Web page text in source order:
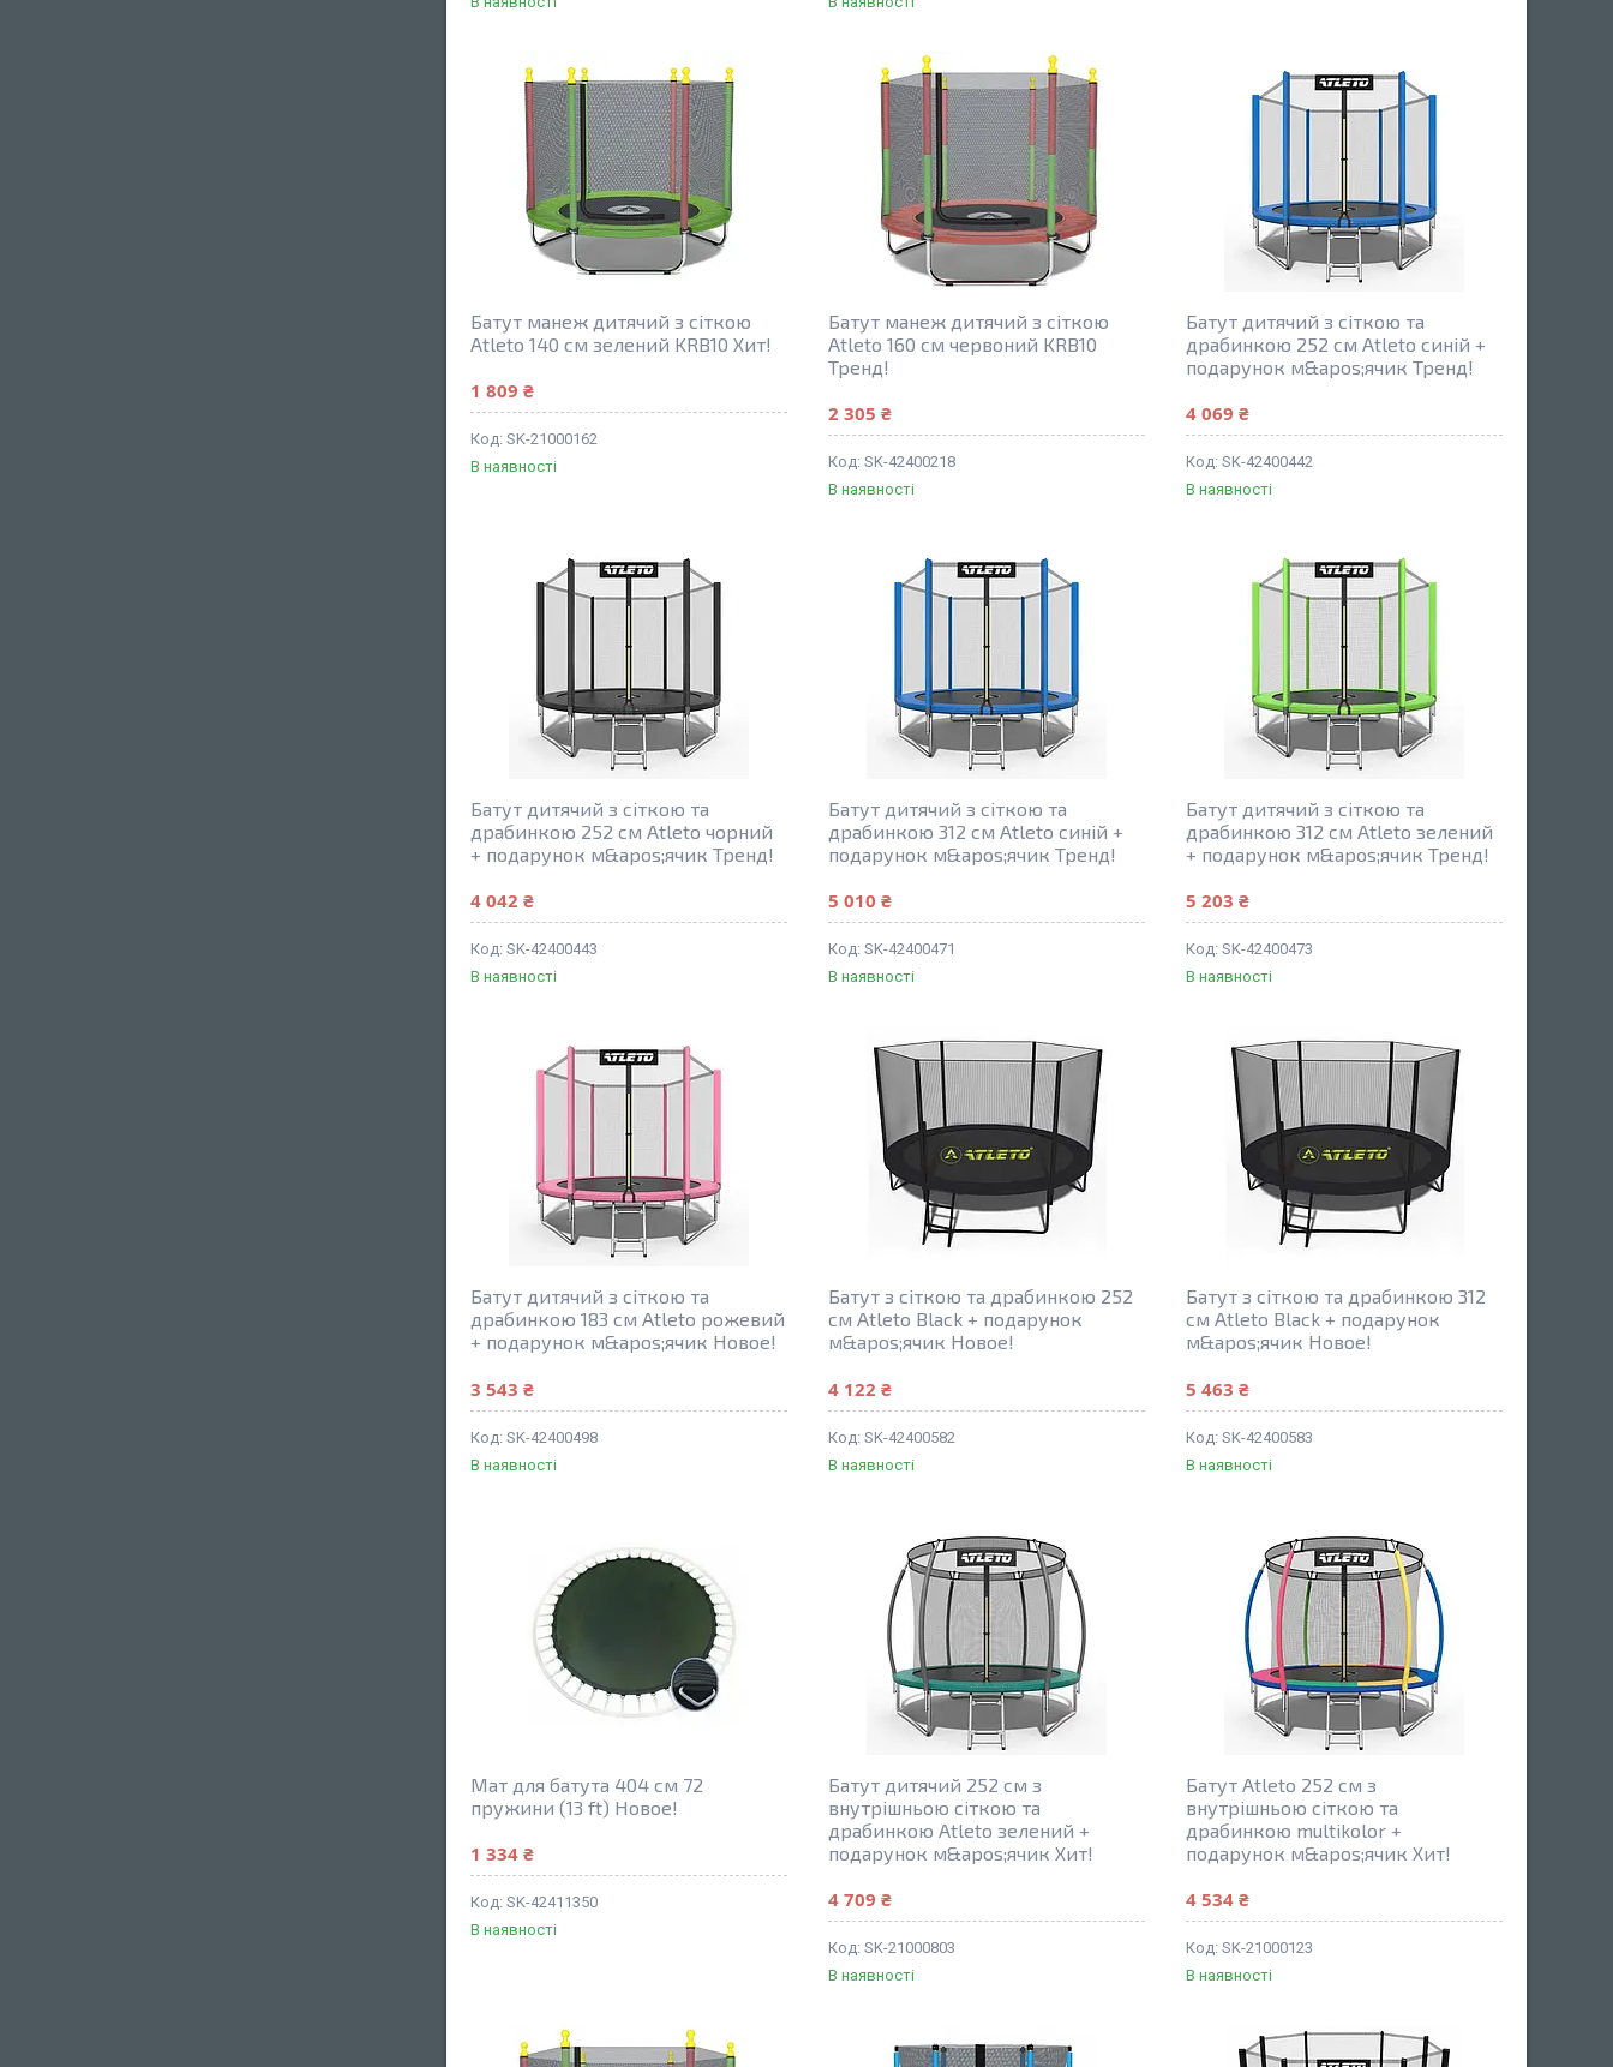
Батут манеж дитячий з сіткою
Atleto 140 см зелений KRB10 Хит!
1 809 ₴
SK-21000162
В наявності
Батут манеж дитячий з сіткою
Atleto 160 см червоний KRB10
Тренд!
2 305 ₴
SK-42400218
В наявності
Батут дитячий з сіткою та
драбинкою 252 см Atleto синій +
подарунок м&apos;ячик Тренд!
4 069 ₴
SK-42400442
В наявності
Батут дитячий з сіткою та
драбинкою 252 см Atleto чорний
+ подарунок м&apos;ячик Тренд!
4 042 ₴
SK-42400443
В наявності
Батут дитячий з сіткою та
драбинкою 312 см Atleto синій +
подарунок м&apos;ячик Тренд!
5 010 ₴
SK-42400471
В наявності
Батут дитячий з сіткою та
драбинкою 312 см Atleto зелений
+ подарунок м&apos;ячик Тренд!
5 203 ₴
SK-42400473
В наявності
Батут дитячий з сіткою та
драбинкою 183 см Atleto рожевий
+ подарунок м&apos;ячик Новое!
3 543 ₴
SK-42400498
В наявності
Батут з сіткою та драбинкою 252
см Atleto Black + подарунок
м&apos;ячик Новое!
4 122 ₴
SK-42400582
В наявності
Батут з сіткою та драбинкою 312
см Atleto Black + подарунок
м&apos;ячик Новое!
5 463 ₴
SK-42400583
В наявності
Мат для батута 404 см 72
пружини (13 ft) Новое!
1 334 ₴
SK-42411350
В наявності
Батут дитячий 252 см з
внутрішньою сіткою та
драбинкою Atleto зелений +
подарунок м&apos;ячик Хит!
4 709 ₴
SK-21000803
В наявності
Батут Atleto 252 см з
внутрішньою сіткою та
драбинкою multikolor +
подарунок м&apos;ячик Хит!
4 534 ₴
SK-21000123
В наявності